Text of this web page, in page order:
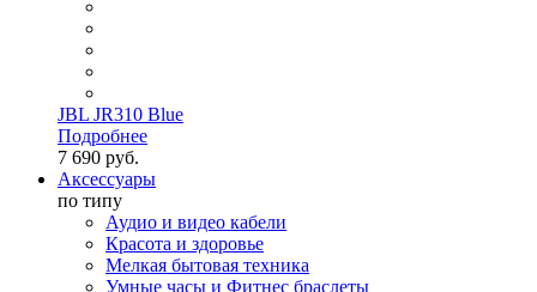
JBL JR310 Blue
Подробнее
7 690 руб.
Аксессуары
по типу
Аудио и видео кабели
Красота и здоровье
Мелкая бытовая техника
Умные часы и Фитнес браслеты